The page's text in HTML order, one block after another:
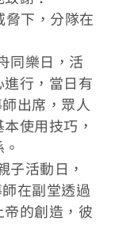
下，分隊在
同樂日，活
行，當日有
出席，眾人
使用技巧，
子活動日，
在副堂透過
的創造，彼